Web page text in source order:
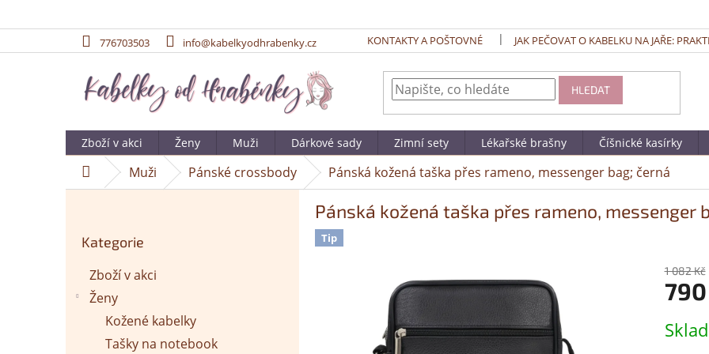
776703503 info@kabelkyodhrabenky.cz KONTAKTY A POŠTOVNÉ JAK PEČOVAT O KABELKU NA JAŘE:
HLEDAT
Zboží v akci Ženy Muži Dárkové sady Zimní sety Lékařské brašny Číšnické kasírky
DomůMuži Pánské crossbody Pánská kožená taška přes rameno, messenger bag; černá
kategorie
Kategorie
Zboží v akci
Ženy
Kožené kabelky
Tašky na notebook
Pánská kožená taška přes rameno, messenger
Tip
1 082 Kč
cena: